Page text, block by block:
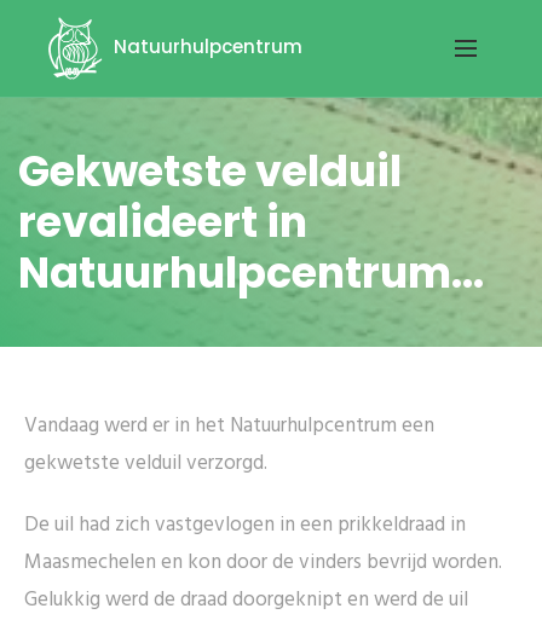
Natuurhulpcentrum
Gekwetste velduil
revalideert in
Natuurhulpcentrum...
Vandaag werd er in het Natuurhulpcentrum een
gekwetste velduil verzorgd.
De uil had zich vastgevlogen in een prikkeldraad in
Maasmechelen en kon door de vinders bevrijd worden.
Gelukkig werd de draad doorgeknipt en werd de uil